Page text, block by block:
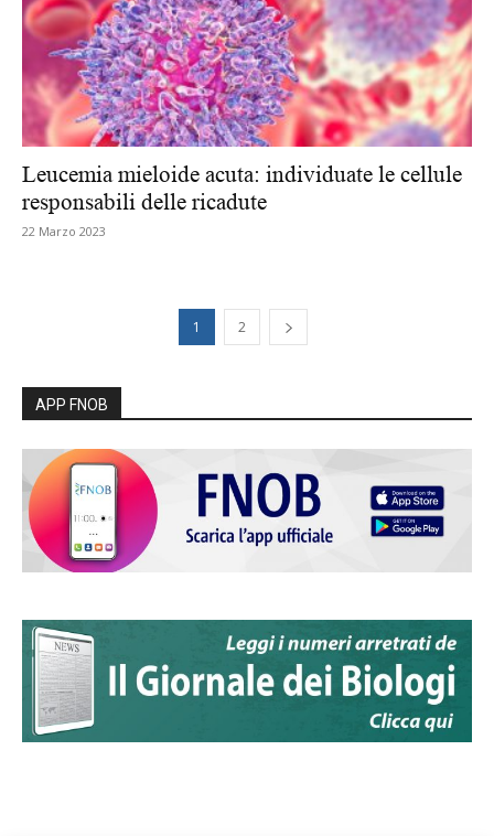
Leucemia mieloide acuta: individuate le cellule
responsabili delle ricadute
22 Marzo 2023
1 2
APP FNOB